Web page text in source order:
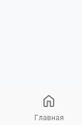
Главная